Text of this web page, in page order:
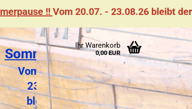
Sommerpause
Vom 20.07. -
23.08.26
bleibt der
Ihr Warenkorb
0,00 EUR
!! Vom 20.07. - 23.08.26 bleibt